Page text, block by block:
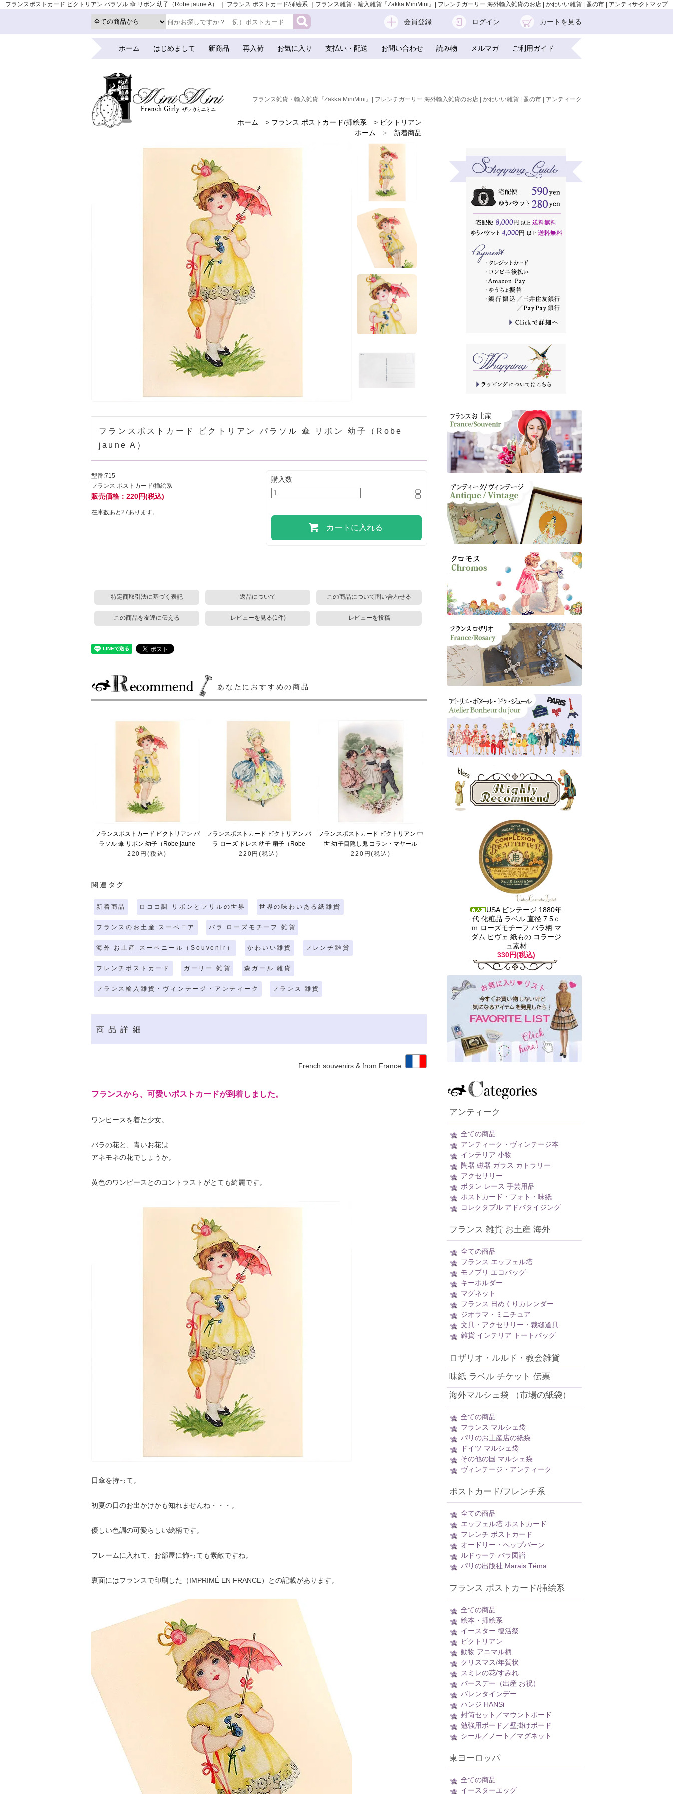
フランスポストカード ビクトリアン パラソル 傘 リボン 幼子（Robe jaune A） ｜ フランス ポストカード/挿絵系 ｜フランス雑貨・輸入雑貨『Zakka MiniMini』| フレンチガーリー 海外輸入雑貨のお店 | かわいい雑貨 | 蚤の市 | アンティークサイトマップ
会員登録 ログイン カートを見る
ホーム はじめまして 新商品 再入荷 お気に入り 支払い・配送 お問い合わせ 読み物 メルマガ ご利用ガイド
フランス雑貨・輸入雑貨『Zakka MiniMini』| フレンチガーリー 海外輸入雑貨のお店 | かわいい雑貨 | 蚤の市 | アンティーク
ホーム > フランス ポストカード/挿絵系 > ビクトリアン
ホーム
>
新着商品
ロココ調 リボンとフリルの世界
世界の味わいある紙雑貨
フランスのお土産 スーベニア
バラ ローズモチーフ 雑貨
ホーム
海外 お土産 スーベニール（Souvenir）
かわいい雑貨
フレンチポストカード
ホーム
ガーリー 雑貨
森ガール 雑貨
ホーム
フランス輸入雑貨・ヴィンテージ・アンティーク
> フランス 雑貨
フランスポストカード ビクトリアン パラソル 傘 リボン 幼子（Robe
jaune A）
型番:715
フランス ポストカード/挿絵系
販売価格：220円(税込)
在庫数あと27あります。
購入数
カートに入れる
特定商取引法に基づく表記 返品について この商品について問い合わせる
この商品を友達に伝える レビューを見る(1件) レビューを投稿
あなたにおすすめの商品
フランスポストカード ビクトリアン パ
ラソル 傘 リボン 幼子（Robe jaune
A）
220円(税込)
フランスポストカード ビクトリアン バ
ラ ローズ ドレス 幼子 扇子（Robe
jaune B）
220円(税込)
フランスポストカード ビクトリアン 中
世 幼子目隠し鬼 コラン・マヤール
（Colin-Maillard）
220円(税込)
関連タグ
新着商品 ロココ調 リボンとフリルの世界 世界の味わいある紙雑貨
フランスのお土産 スーベニア バラ ローズモチーフ 雑貨
海外 お土産 スーベニール（Souvenir） かわいい雑貨 フレンチ雑貨
フレンチポストカード ガーリー 雑貨 森ガール 雑貨
フランス輸入雑貨・ヴィンテージ・アンティーク フランス 雑貨
商品詳細
French souvenirs & from France:
フランスから、可愛いポストカードが到着しました。
ワンピースを着た少女。
バラの花と、青いお花は
アネモネの花でしょうか。
黄色のワンピースとのコントラストがとても綺麗です。
日傘を持って。
初夏の日のお出かけかも知れませんね・・・。
優しい色調の可愛らしい絵柄です。
フレームに入れて、お部屋に飾っても素敵ですね。
裏面にはフランスで印刷した（IMPRIMÉ EN FRANCE）との記載があります。
USA ビンテージ 1880年
代 化粧品 ラベル 直径 7.5ｃ
ｍ ローズモチーフ バラ柄 マ
ダム ピヴェ 紙もの コラージ
ュ素材
330円(税込)
アンティーク
全ての商品
アンティーク・ヴィンテージ本
インテリア 小物
陶器 磁器 ガラス カトラリー
アクセサリー
ボタン レース 手芸用品
ポストカード・フォト・味紙
コレクタブル アドバタイジング
フランス 雑貨 お土産 海外
全ての商品
フランス エッフェル塔
モノプリ エコバッグ
キーホルダー
マグネット
フランス 日めくりカレンダー
ジオラマ・ミニチュア
文具・アクセサリー・裁縫道具
雑貨 インテリア トートバッグ
ロザリオ・ルルド・教会雑貨
味紙 ラベル チケット 伝票
海外マルシェ袋 （市場の紙袋）
全ての商品
フランス マルシェ袋
パリのお土産店の紙袋
ドイツ マルシェ袋
その他の国 マルシェ袋
ヴィンテージ・アンティーク
ポストカード/フレンチ系
全ての商品
エッフェル塔 ポストカード
フレンチ ポストカード
オードリー・ヘップバーン
ルドゥーテ バラ図譜
パリの出版社 Marais Téma
フランス ポストカード/挿絵系
全ての商品
絵本・挿絵系
イースター 復活祭
ビクトリアン
動物 アニマル柄
クリスマス/年賀状
スミレの花/すみれ
バースデー（出産 お祝）
バレンタインデー
ハンジ HANSi
封筒セット／マウントボード
勉強用ボード／壁掛けボード
シール／ノート／マグネット
東ヨーロッパ
全ての商品
イースターエッグ